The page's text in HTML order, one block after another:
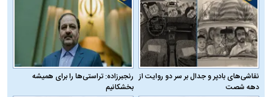
نقاشی‌های بادپر و جدال بر سر دو روایت از
دهه شصت
رنجبرزاده: تراستی‌ها را برای همیشه
بخشکانیم